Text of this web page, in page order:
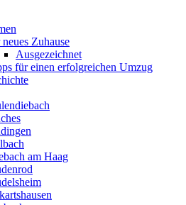
Zuhause
Ausgezeichnet
für einen erfolgreichen Umzug
am Haag